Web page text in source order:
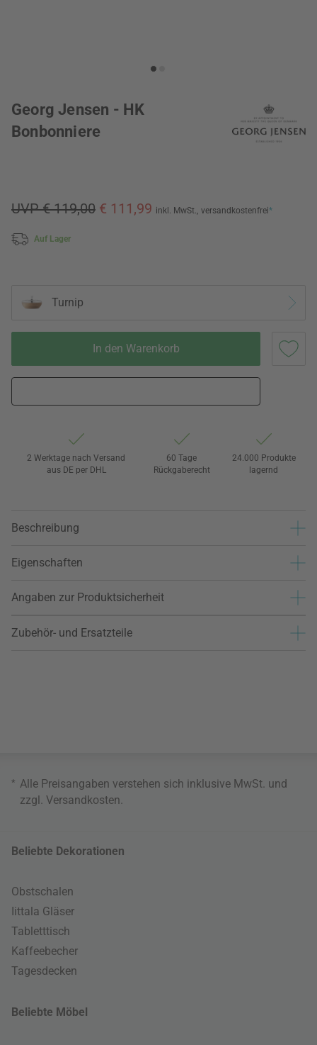
Georg Jensen - HK
Bonbonniere
UVP € 119,00 € 111,99 inkl. MwSt., versandkostenfrei*
Auf Lager
Turnip
In den Warenkorb
2 Werktage nach Versand
aus DE per DHL
60 Tage
Rückgaberecht
24.000 Produkte
lagernd
Beschreibung
Eigenschaften
Angaben zur Produktsicherheit
Zubehör- und Ersatzteile
* Alle Preisangaben verstehen sich inklusive MwSt. und
zzgl. Versandkosten
Beliebte Dekorationen
Obstschalen
Iittala Gläser
Tabletttisch
Kaffeebecher
Tagesdecken
Beliebte Möbel